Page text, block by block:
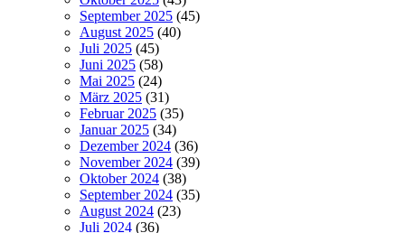
September 2025 (45)
August 2025 (40)
Juli 2025 (45)
Juni 2025 (58)
Mai 2025 (24)
März 2025 (31)
Februar 2025 (35)
Januar 2025 (34)
Dezember 2024 (36)
November 2024 (39)
Oktober 2024 (38)
September 2024 (35)
August 2024 (23)
Juli 2024 (36)